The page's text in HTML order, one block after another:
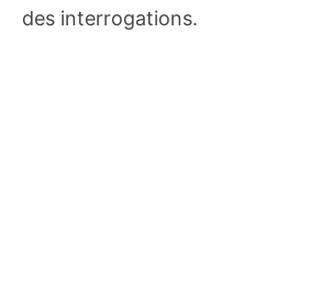
des interrogations.